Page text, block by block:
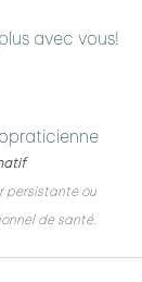
avec vous!
persistante ou
de santé.